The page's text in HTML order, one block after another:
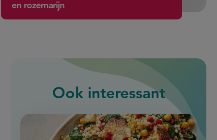
en rozemarijn
Ook interessant